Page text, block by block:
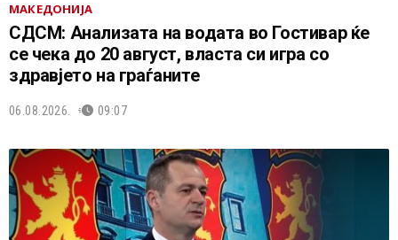
МАКЕДОНИЈА
СДСМ: Анализата на водата во Гостивар ќе
се чека до 20 август, власта си игра со
здравјето на граѓаните
06.08.2026. 09:07